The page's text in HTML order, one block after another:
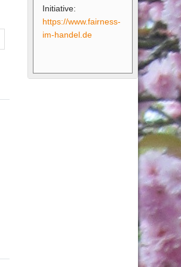
Initiative:
https://www.fairness-
im-handel.de